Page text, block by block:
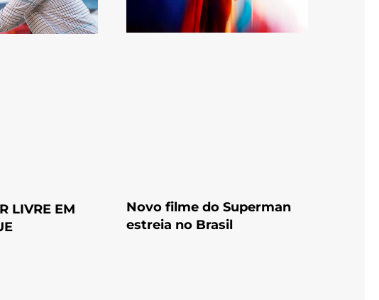
LIVRE EM
Novo filme do Superman
estreia no Brasil